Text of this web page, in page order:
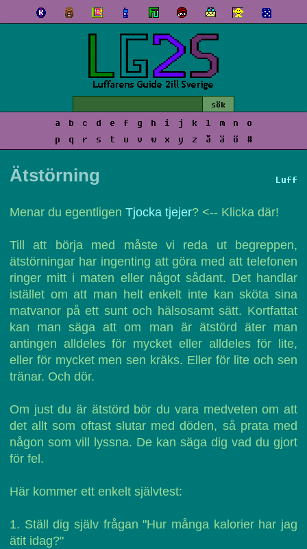
a b c d e f g h i j k l m n
o
p
q r s t u v w x y z å ä ö #
Luff
Ätstörning
Menar du egentligen Tjocka tjejer? <-- Klicka där!
Till att börja med måste vi reda ut begreppen,
ätstörningar har ingenting att göra med att telefonen
ringer mitt i maten eller något sådant. Det handlar
istället om att man helt enkelt inte kan sköta sina
matvanor på ett sunt och hälsosamt sätt. Kortfattat
kan man säga att om man är ätstörd äter man
antingen alldeles för mycket eller alldeles för lite,
eller för mycket men sen kräks. Eller för lite och sen
tränar. Och dör.
Om just du är ätstörd bör du vara medveten om att
det allt som oftast slutar med döden, så prata med
någon som vill lyssna. De kan säga dig vad du gjort
för fel.
Här kommer ett enkelt självtest:
1. Ställ dig själv frågan "Hur många kalorier har jag
ätit idag?"